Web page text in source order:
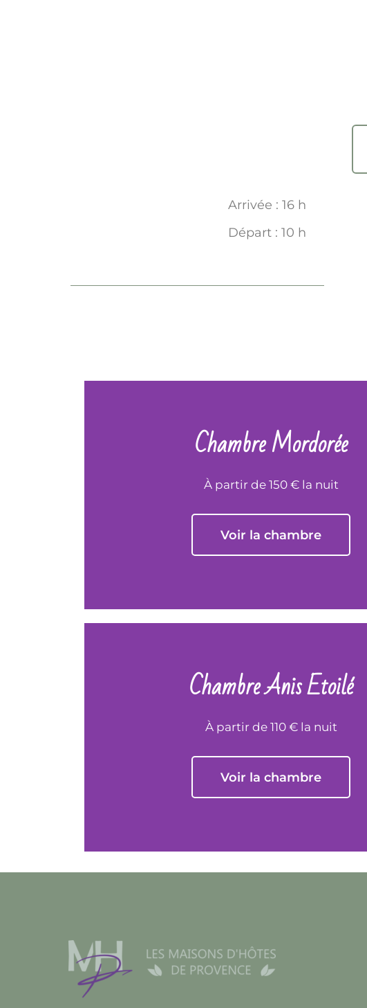
Arrivée : 16 h
Départ : 10 h
Chambre Mordorée
À partir de 150 € la nuit
Voir la chambre
Chambre Anis Etoilé
À partir de 110 € la nuit
Voir la chambre